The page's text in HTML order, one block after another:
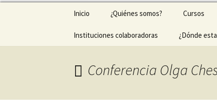
Saltar
contenido
Inicio ¿Quiénes somos? Cursos
Nuestro
Talleres
Instituciones colaboradoras ¿Dónde
Conferencia Olga